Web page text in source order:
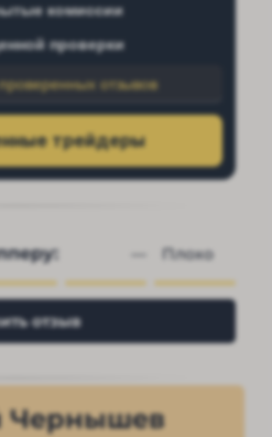
комиссии
проверки
отзывов
— Плохо
отзыв
Чернышев